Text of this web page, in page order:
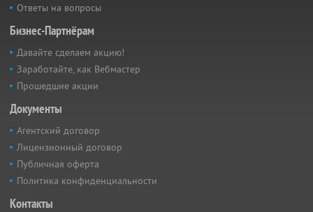
Ответы на вопросы
Бизнес-Партнёрам
Давайте сделаем акцию!
Заработайте, как Вебмастер
Прошедшие акции
Документы
Агентский договор
Лицензионный договор
Публичная оферта
Политика конфиденциальности
Контакты